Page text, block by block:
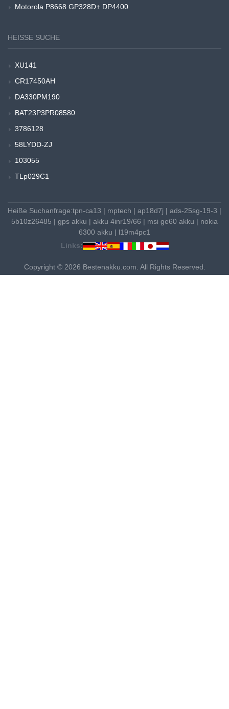
Motorola P8668 GP328D+ DP4400
HEISSE SUCHE
XU141
CR17450AH
DA330PM190
BAT23P3PR08580
3786128
58LYDD-ZJ
103055
TLp029C1
Heiße Suchanfrage:tpn-ca13 | mptech | ap18d7j | ads-25sg-19-3 |
5b10z26485 | gps akku | akku 4inr19/66 | msi ge60 akku | nokia
6300 akku | l19m4pc1
Links:
Copyright © 2026 Bestenakku.com. All Rights Reserved.